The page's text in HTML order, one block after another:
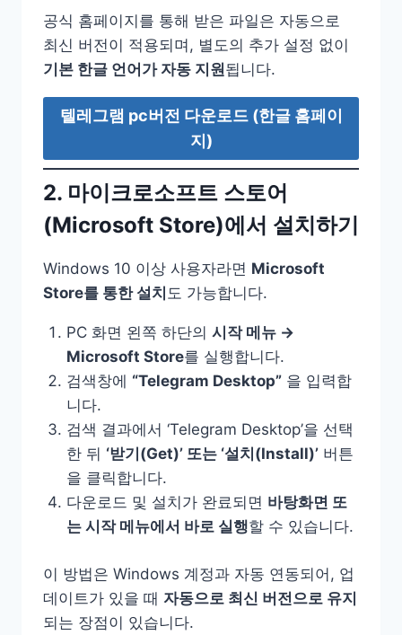
공식 홈페이지를 통해 받은 파일은 자동으로
최신 버전이 적용되며, 별도의 추가 설정 없이
기본 한글 언어가 자동 지원됩니다.
텔레그램 pc버전 다운로드 (한글 홈페이
지)
2. 마이크로소프트 스토어
(Microsoft Store)에서 설치하기
Windows 10 이상 사용자라면 Microsoft
Store를 통한 설치 도 가능합니다.
PC 화면 왼쪽 하단의 시작 메뉴 →
Microsoft Store를 실행합니다.
검색창에 “Telegram Desktop”을 입력합
니다.
검색 결과에서 ‘Telegram Desktop’을 선택
한 뒤 ‘받기(Get)’ 또는 ‘설치(Install)’버튼
을 클릭합니다.
다운로드 및 설치가 완료되면 바탕화면 또
는 시작 메뉴에서 바로 실행할 수 있습니다.
이 방법은 Windows 계정과 자동 연동되어, 업
데이트가 있을 때 자동으로 최신 버전으로 유지
되는 장점이 있습니다.